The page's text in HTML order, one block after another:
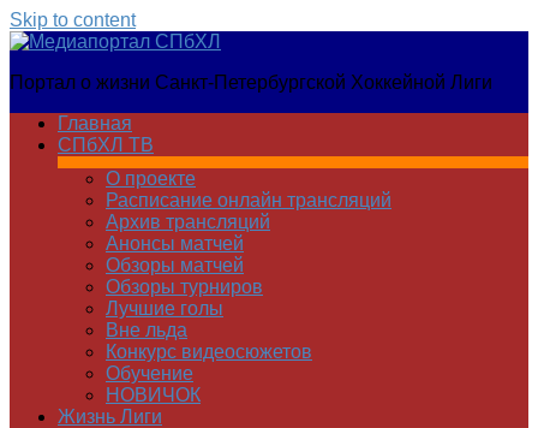
Skip to content
Медиапортал
Портал о жизни Санкт-Петербургской Хоккейной Лиги
Главная
СПбХЛ ТВ
О проекте
Расписание онлайн трансляций
Архив трансляций
Анонсы матчей
Обзоры матчей
Обзоры турниров
Лучшие голы
Вне льда
Конкурс видеосюжетов
Обучение
НОВИЧОК
Жизнь Лиги